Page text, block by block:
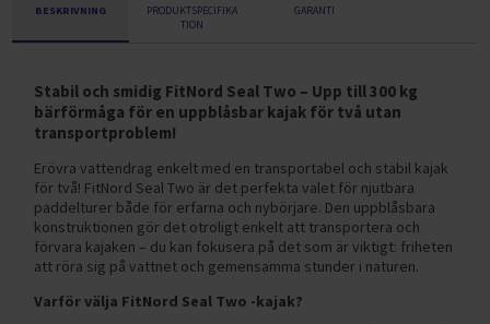
BESKRIVNING
PRODUKTSPECIFIKA
TION
GARANTI
Stabil och smidig FitNord Seal Two – Upp till 300 kg
bärförmåga för en uppblåsbar kajak för två utan
transportproblem!
Erövra vattendrag enkelt med en transportabel och stabil kajak
för två! FitNord Seal Two är det perfekta valet för njutbara
paddelturer både för erfarna och nybörjare. Den uppblåsbara
konstruktionen gör det otroligt enkelt att transportera och
förvara kajaken – du kan fokusera på det som är viktigt: friheten
att röra sig på vattnet och gemensamma stunder i naturen.
Varför välja FitNord Seal Two -kajak?